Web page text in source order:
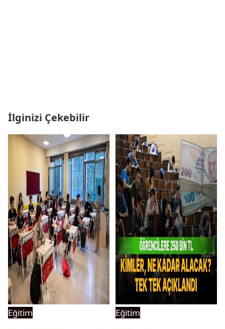
İlginizi Çekebilir
Eğitim
Eğitim